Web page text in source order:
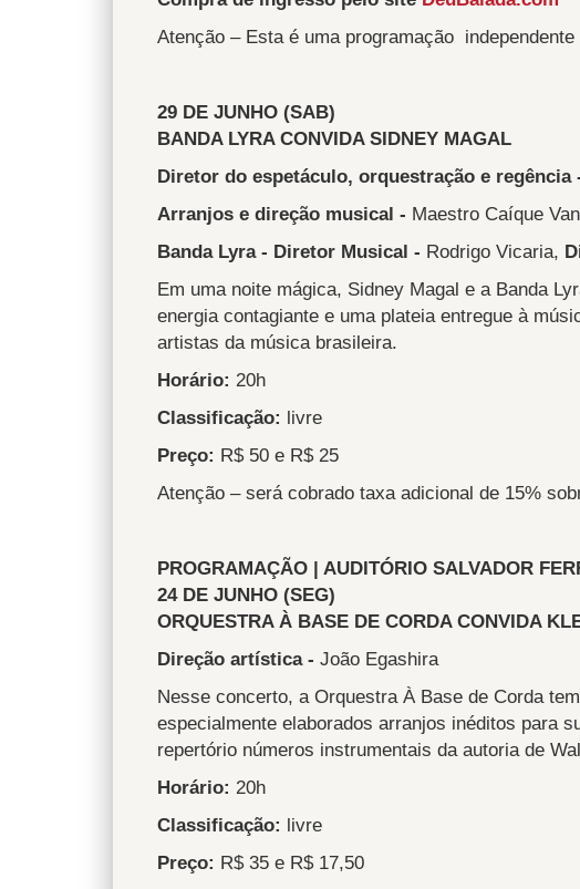
Atenção – Esta é uma programação
29 DE JUNHO (SAB)
BANDA LYRA CONVIDA SIDNEY MAGAL
Diretor do espetáculo, orquestração e regência
Arranjos e direção musical - Maestro Caíque
Banda Lyra - Diretor Musical - Rodrigo Vicaria,
Em uma noite mágica, Sidney Magal e a Banda
energia contagiante e uma plateia entregue à
artistas da música brasileira.
Horário: 20h
Classificação: livre
Preço: R$ 50 e R$ 25
Atenção – será cobrado taxa adicional de 15%
PROGRAMAÇÃO | AUDITÓRIO SALVADOR
24 DE JUNHO (SEG)
ORQUESTRA À BASE DE CORDA CONVIDA
Direção artística - João Egashira
Nesse concerto, a Orquestra À Base de Corda
especialmente elaborados arranjos inéditos para
repertório números instrumentais da autoria de
Horário: 20h
Classificação: livre
Preço: R$ 35 e R$ 17,50